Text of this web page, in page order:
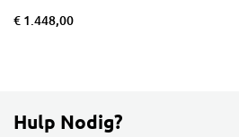
€ 1.448,00
Hulp Nodig?